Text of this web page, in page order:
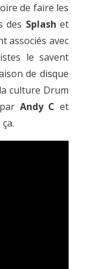
de faire les
des Splash et
associés avec
le savent
de disque
culture Drum
Andy C et